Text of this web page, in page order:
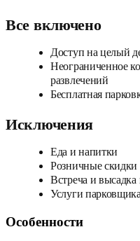
Все включено
Доступ на целый
Неограниченное
развлечений
Бесплатная
Исключения
Еда и напитки
Розничные скидки
Встреча и высадка
Услуги парковщика
Особенности